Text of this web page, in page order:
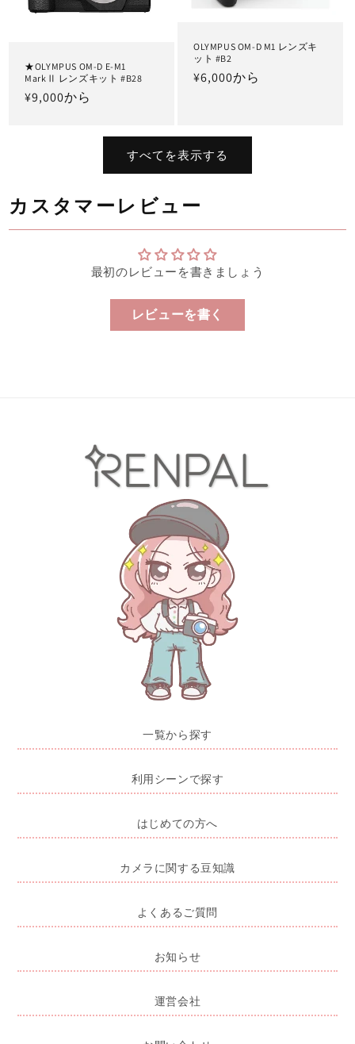
★OLYMPUS OM-D E-M1
MarkⅡ レンズキット #B28
通
¥9,000から
OLYMPUS OM-D M1 レンズキ
ット #B2
通
格
¥6,000から
すべてを表示する
カスタマーレビュー
最初のレビューを書きましょう
レビューを書く
一覧から探す
利用シーンで探す
はじめての方へ
カメラに関する豆知識
よくあるご質問
お知らせ
運営会社